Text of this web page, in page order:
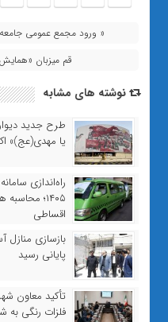
« ورود مجمع عمومی
قم میزبان «همایش
نوشته های مشابه
طرح جدید
یا مهدی(عج)»
راه‌اندازی
۱۴۰۵؛
اقساطی
بازسازی
پایانی رسید
تأکید معاون
فلزات رنگی